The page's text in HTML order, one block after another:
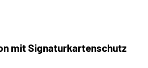
mit Signaturkartenschutz